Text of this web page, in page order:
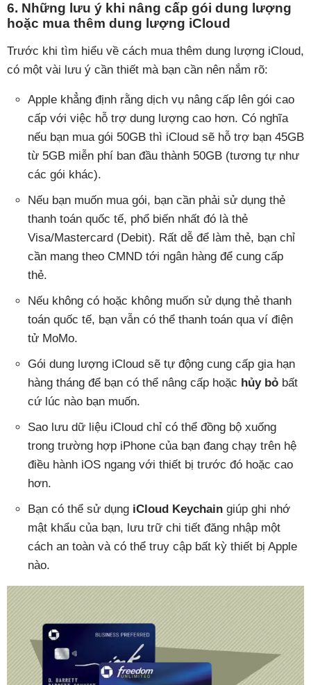
6. Những lưu ý khi nâng cấp gói dung lượng
hoặc mua thêm dung lượng iCloud
Trước khi tìm hiểu về cách mua thêm dung lượng iCloud,
có một vài lưu ý cần thiết mà bạn cần nên nắm rõ:
Apple khẳng định rằng dịch vụ nâng cấp lên gói cao
cấp với việc hỗ trợ dung lượng cao hơn. Có nghĩa
nếu bạn mua gói 50GB thì iCloud sẽ hỗ trợ bạn 45GB
từ 5GB miễn phí ban đầu thành 50GB (tương tự như
các gói khác).
Nếu bạn muốn mua gói, bạn cần phải sử dụng thẻ
thanh toán quốc tế, phổ biến nhất đó là thẻ
Visa/Mastercard (Debit). Rất dễ để làm thẻ, bạn chỉ
cần mang theo CMND tới ngân hàng để cung cấp
thẻ.
Nếu không có hoặc không muốn sử dụng thẻ thanh
toán quốc tế, bạn vẫn có thể thanh toán qua ví điện
tử MoMo.
Gói dung lượng iCloud sẽ tự động cung cấp gia hạn
hàng tháng để bạn có thể nâng cấp hoặc hủy bỏ bất
cứ lúc nào bạn muốn.
Sao lưu dữ liệu iCloud chỉ có thể đồng bộ xuống
trong trường hợp iPhone của bạn đang chạy trên hệ
điều hành iOS ngang với thiết bị trước đó hoặc cao
hơn.
Bạn có thể sử dụng iCloud Keychain giúp ghi nhớ
mật khẩu của bạn, lưu trữ chi tiết đăng nhập một
cách an toàn và có thể truy cập bất kỳ thiết bị Apple
nào.